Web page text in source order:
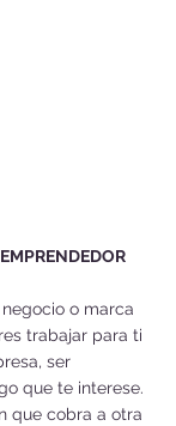
o marca
trabajar para ti
ser
que te interese.
que cobra a otra